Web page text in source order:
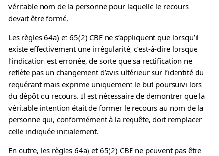
véritable nom de la personne pour laquelle le recours
devait être formé.
Les règles 64a) et 65(2) CBE ne s’appliquent que lorsqu’il
existe effectivement une irrégularité, c’est-à-dire lorsque
l’indication est erronée, de sorte que sa rectification ne
reflète pas un changement d’avis ultérieur sur l’identité du
requérant mais exprime uniquement le but poursuivi lors
du dépôt du recours. Il est nécessaire de démontrer que la
véritable intention était de former le recours au nom de la
personne qui, conformément à la requête, doit remplacer
celle indiquée initialement.
En outre, les règles 64a) et 65(2) CBE ne peuvent pas être